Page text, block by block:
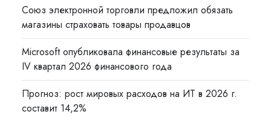
Союз электронной торговли предложил обязать
магазины страховать товары продавцов
Microsoft опубликовала финансовые результаты за
IV квартал 2026 финансового года
Прогноз: рост мировых расходов на ИТ в 2026 г.
составит 14,2%